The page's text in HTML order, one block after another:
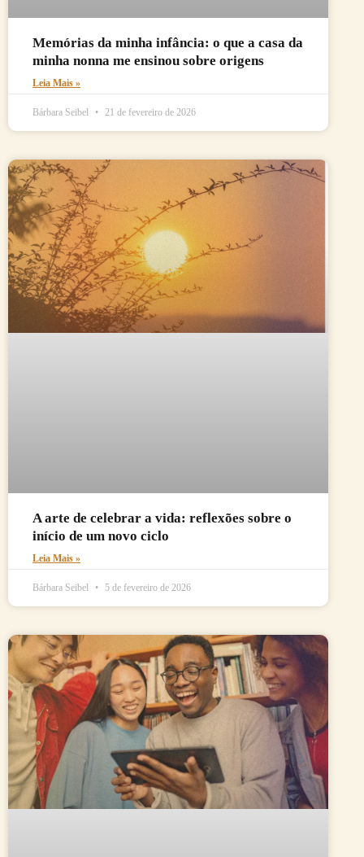
Memórias da minha infância: o que a casa da
minha nonna me ensinou sobre origens
Leia Mais »
Bárbara Seibel 21 de fevereiro de 2026
A arte de celebrar a vida: reflexões sobre o
início de um novo ciclo
Leia Mais »
Bárbara Seibel 5 de fevereiro de 2026